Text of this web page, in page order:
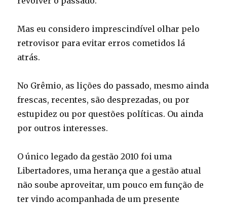
Mas eu considero imprescindível olhar pelo
retrovisor para evitar erros cometidos lá
atrás.
No Grêmio, as lições do passado, mesmo ainda
frescas, recentes, são desprezadas, ou por
estupidez ou por questões políticas. Ou ainda
por outros interesses.
O único legado da gestão 2010 foi uma
Libertadores, uma herança que a gestão atual
não soube aproveitar, um pouco em função de
ter vindo acompanhada de um presente